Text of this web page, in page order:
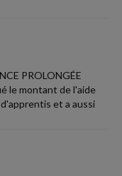
PROLONGÉE
le montant de l'aide
et a aussi